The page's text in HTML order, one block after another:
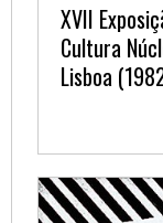
XVII
Cultura
Lisboa